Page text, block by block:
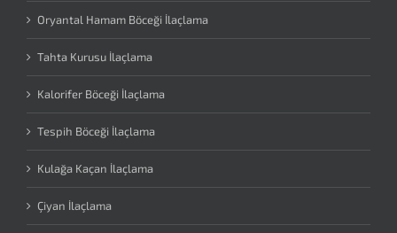
Oryantal Hamam Böceği İlaçlama
Tahta Kurusu İlaçlama
Kalorifer Böceği İlaçlama
Tespih Böceği İlaçlama
Kulağa Kaçan İlaçlama
Çiyan İlaçlama